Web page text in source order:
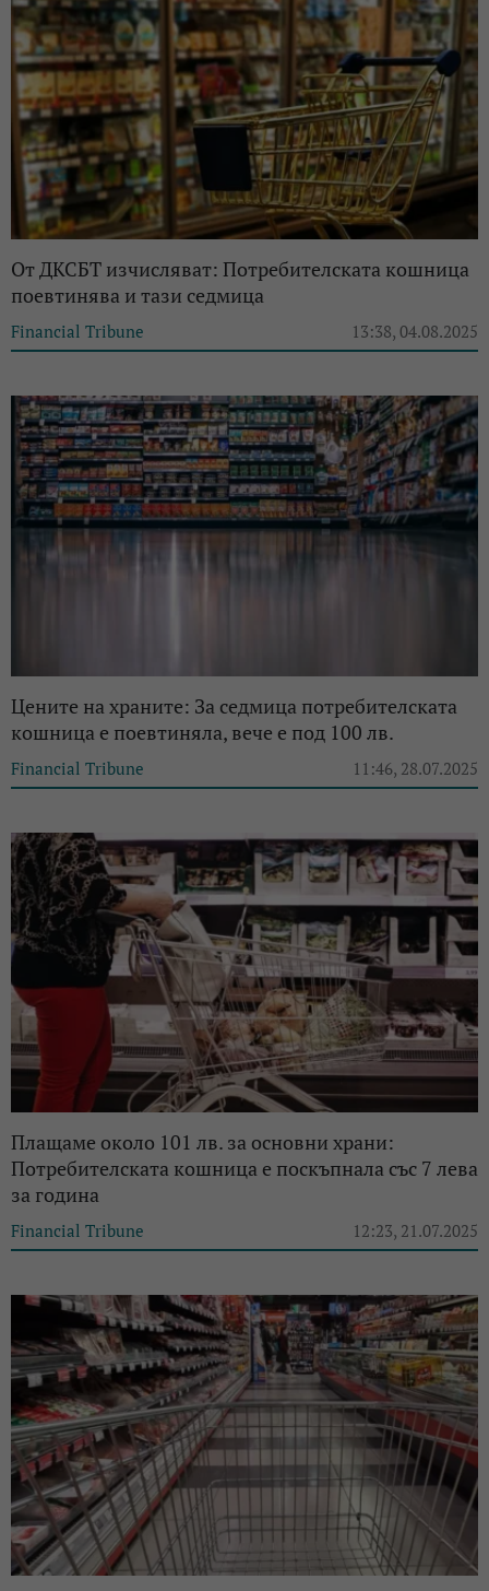
От ДКСБТ изчисляват: Потребителската кошница
поевтинява и тази седмица
Financial Tribune 13:38, 04.08.2025
Цените на храните: За седмица потребителската
кошница е поевтиняла, вече е под 100 лв.
Financial Tribune 11:46, 28.07.2025
Плащаме около 101 лв. за основни храни:
Потребителската кошница е поскъпнала със 7 лева
за година
Financial Tribune 12:23, 21.07.2025